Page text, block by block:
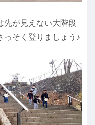
先が見えない大階段
っそく登りましょう♪